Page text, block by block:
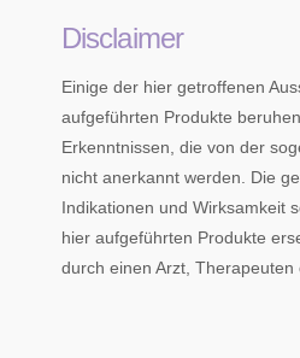
Disclaimer
Einige der hier getroffenen
aufgeführten Produkte
Erkenntnissen, die von der
nicht anerkannt werden. Die
Indikationen und Wirksamkeit
hier aufgeführten Produkte
durch einen Arzt, Therapeuten